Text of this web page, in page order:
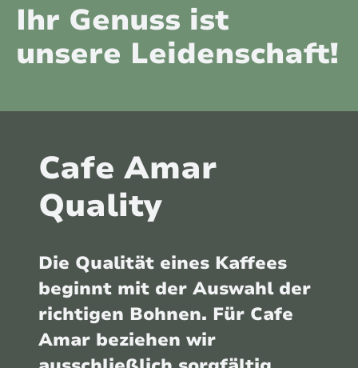
Ihr Genuss ist
unsere Leidenschaft!
Cafe Amar
Quality
Die Qualität eines Kaffees
beginnt mit der Auswahl der
richtigen Bohnen. Für Cafe
Amar beziehen wir